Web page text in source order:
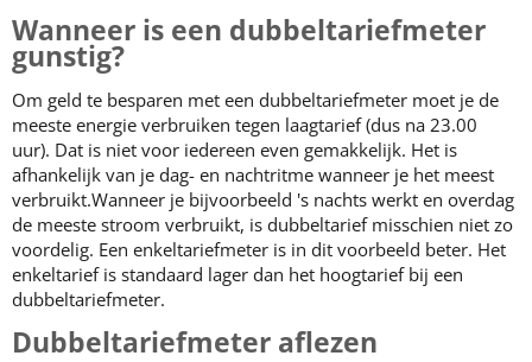
Wanneer is een dubbeltariefmeter
gunstig?
Om geld te besparen met een dubbeltariefmeter moet je de
meeste energie verbruiken tegen laagtarief (dus na 23.00
uur). Dat is niet voor iedereen even gemakkelijk. Het is
afhankelijk van je dag- en nachtritme wanneer je het meest
verbruikt.Wanneer je bijvoorbeeld 's nachts werkt en overdag
de meeste stroom verbruikt, is dubbeltarief misschien niet zo
voordelig. Een enkeltariefmeter is in dit voorbeeld beter. Het
enkeltarief is standaard lager dan het hoogtarief bij een
dubbeltariefmeter.
Dubbeltariefmeter aflezen